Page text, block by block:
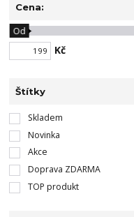
Cena:
Kč
Od
Štítky
Skladem
Novinka
Akce
Doprava ZDARMA
TOP produkt